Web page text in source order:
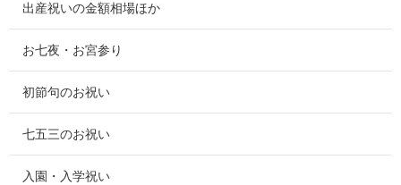
出産祝いの金額相場ほか
お七夜・お宮参り
初節句のお祝い
七五三のお祝い
入園・入学祝い